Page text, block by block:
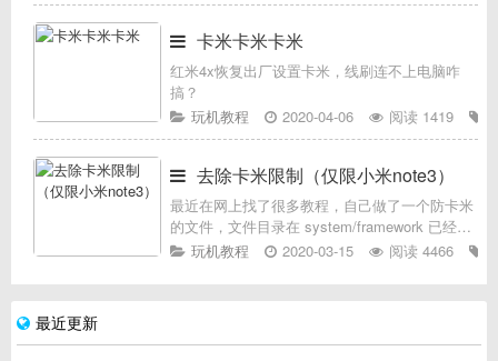
卡米卡米卡米
红米4x恢复出厂设置卡米，线刷连不上电脑咋
搞？
玩机教程
2020-04-06 阅读 1419
去除卡米限制（仅限小米note3）
最近在网上找了很多教程，自己做了一个防卡米
的文件，文件目录在 system/framework 已经改
好名称，替换圈出的文件，重启即可。（文件权
玩机教程 2020-03-15 阅读 4466
最近更新